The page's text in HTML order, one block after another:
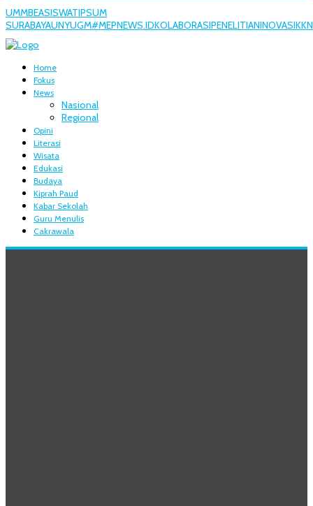
UMMBEASISWATIPSUM
SURABAYAUNYUGM#MEPNEWS.IDKOLABORASIPENELITIANINOVASIKKN
Home
Fokus
News
Nasional
Regional
Opini
Literasi
Wisata
Edukasi
Budaya
Kiprah Paud
Kabar Sekolah
Guru Menulis
Cakrawala